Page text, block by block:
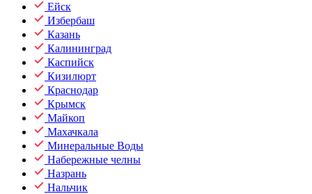
Ейск
Избербаш
Казань
Калининград
Каспийск
Кизилюрт
Краснодар
Крымск
Майкоп
Махачкала
Минеральные Воды
Набережные челны
Назрань
Нальчик